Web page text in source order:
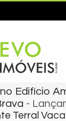
Edifício
-
Terral